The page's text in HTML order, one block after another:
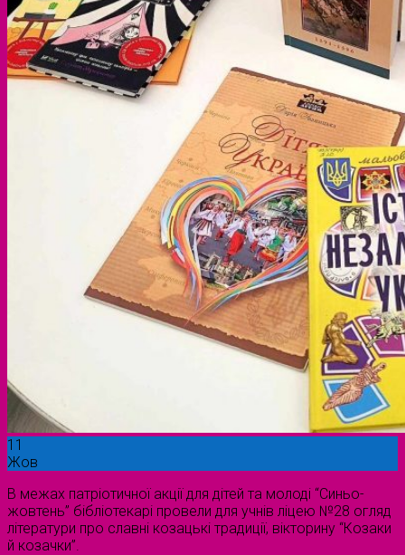
11
Жов
В межах патріотичної акції для дітей та молоді “Синьо-
жовтень” бібліотекарі провели для учнів ліцею №28 огляд
літератури про славні козацькі традиції, вікторину “Козаки
й козачки”.